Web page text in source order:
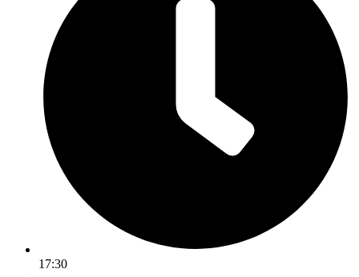
17:30